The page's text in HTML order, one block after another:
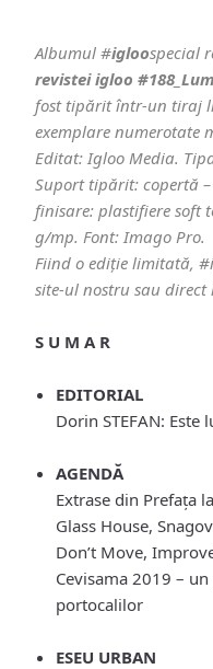
Albumul #igloospecial
revistei igloo
fost tipărit într-un tiraj
exemplare numerotate
Editat: Igloo Media.
Suport tipărit: copertă
finisare: plastifiere soft
g/mp. Font: Imago Pro.
Fiind o ediție limitată,
site-ul nostru sau direct
S U M A R
EDITORIAL
Dorin STEFAN:
AGENDĂ
Extrase din Prefața
Glass House,
Don’t Move,
Cevisama 2019 –
portocalilor
ESEU URBAN